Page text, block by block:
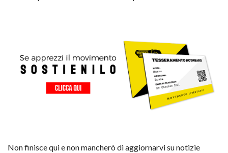
Non finisce qui e non mancherò di aggiornarvi su notizie